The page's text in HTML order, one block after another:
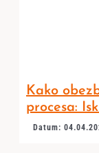
Kako
procesa:
Datum: